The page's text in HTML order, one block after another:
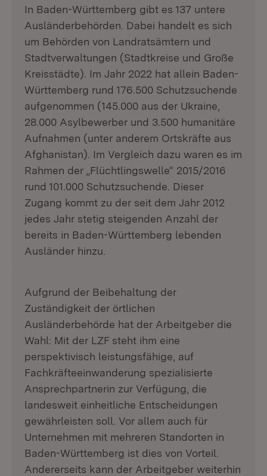
In Baden-Württemberg gibt es 137 untere
Ausländerbehörden. Dabei handelt es sich
um Behörden von Landratsämtern und
Stadtverwaltungen (Stadtkreise und Große
Kreisstädte). Im Jahr 2022 hat allein Baden-
Württemberg rund 176.500 Schutzsuchende
aufgenommen (145.000 aus der Ukraine,
28.000 Asylbewerber und 3.500 humanitäre
Aufnahmen (unter anderem Ortskräfte aus
Afghanistan). Im Vergleich dazu waren es im
Rahmen der „Flüchtlingswelle“ 2015/2016
rund 101.000 Schutzsuchende. Dieser
Zugang kommt zu der seit dem Jahr 2012
jedes Jahr stetig steigenden Anzahl der
bereits in Baden-Württemberg lebenden
Ausländer hinzu.
Aufgrund der Beibehaltung der
Zuständigkeit der örtlichen
Ausländerbehörde hat der Arbeitgeber die
Wahl: Mit der LZF steht ihm eine
perspektivisch leistungsfähige, auf
Fachkräfteeinwanderung spezialisierte
Ansprechpartnerin zur Verfügung, die
landesweit einheitliche Entscheidungen
gewährleisten soll. Vor allem auch für
Unternehmen mit mehreren Standorten in
Baden-Württemberg ist dies von Vorteil.
Andererseits kann der Arbeitgeber weiterhin